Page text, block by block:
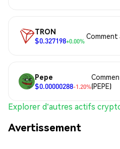
TRON
$0.327198+0.00%
Comment
Pepe
$0.00000288-1.20%(PEPE)
Explorer d'autres actifs
Avertissement